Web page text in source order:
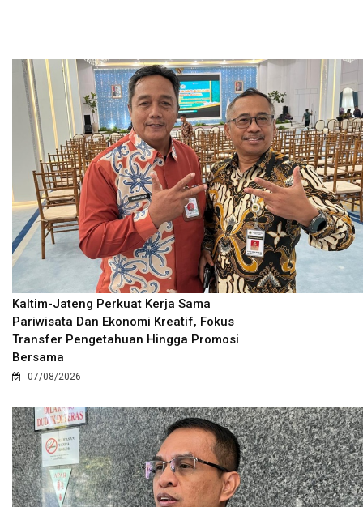
Kaltim-Jateng Perkuat Kerja Sama
Pariwisata Dan Ekonomi Kreatif, Fokus
Transfer Pengetahuan Hingga Promosi
Bersama
07/08/2026